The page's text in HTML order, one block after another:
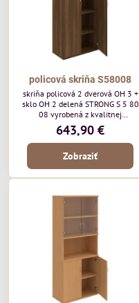
policová skriňa S58008
skriňa policová 2 dverová OH 3 +
sklo OH 2 delená STRONG S 5 80
08 vyrobená z kvalitnej
laminovanej drevotriesky. Vrchná
doska a dno majú hrúbku 25mm a
na prednej strane je 2mm ABS
hrana.
643,90 €
Zobraziť